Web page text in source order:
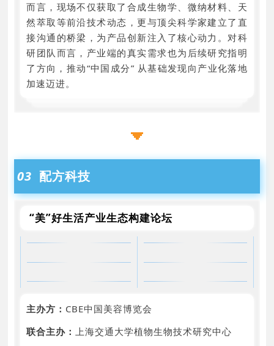
而言，现场不仅获取了合成生物学、微纳材料、天
然萃取等前沿技术动态，更与顶尖科学家建立了直
接沟通的桥梁，为产品创新注入了核心动力。对科
研团队而言，产业端的真实需求也为后续研究指明
了方向，推动“中国成分” 从基础发现向产业化落地
加速迈进。
03 配方科技
“美”好生活产业生态构建论坛
主办方： CBE中国美容博览会
联合主办：上海交通大学植物生物技术研究中心